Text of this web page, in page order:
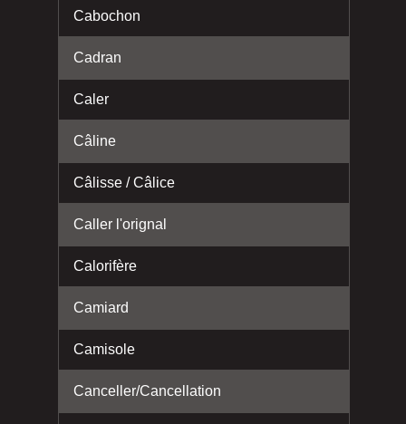
Cabochon
Cadran
Caler
Câline
Câlisse / Câlice
Caller l'orignal
Calorifère
Camiard
Camisole
Canceller/Cancellation